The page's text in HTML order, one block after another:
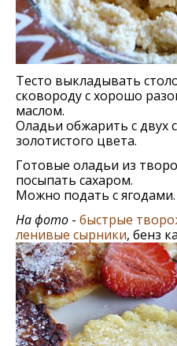
Тесто выкладывать
сковороду с хорошо
маслом.
Оладьи обжарить с двух
золотистого цвета.
Готовые оладьи из
посыпать сахаром.
Можно подать с ягодами.
На фото - быстрые
ленивые сырники, бенз